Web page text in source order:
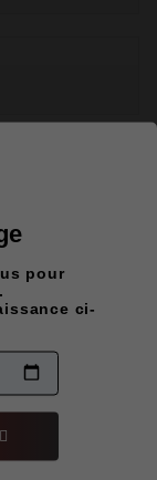
pour
ci-